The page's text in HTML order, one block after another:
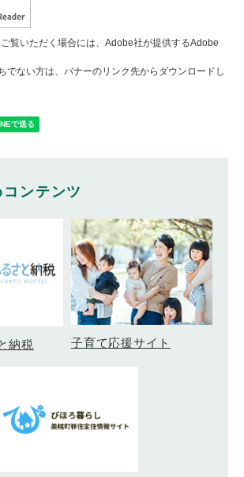
覧いただく場合には、Adobe社が提供するAdobe
でない方は、バナーのリンク先からダウンロードし
ンテンツ
納税 子育て応援サイト